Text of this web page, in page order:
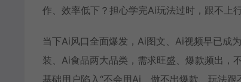
作、效率低下？担心学完Ai玩法过时，跟不上
当下Ai风口全面爆发，Ai图文、Ai视频早已成
装、Ai食品两大品类，需求旺盛、爆款频出，
基础用户陷入“不会用Ai、做不出爆款、玩法